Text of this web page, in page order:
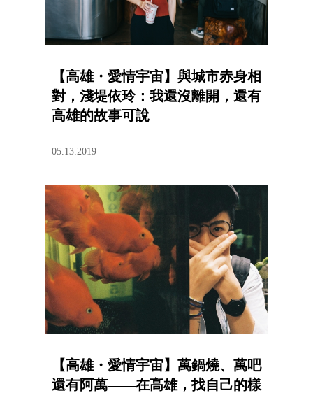
【高雄・愛情宇宙】與城市赤身相
對，淺堤依玲：我還沒離開，還有
高雄的故事可說
05.13.2019
【高雄・愛情宇宙】萬鍋燒、萬吧
還有阿萬——在高雄，找自己的樣